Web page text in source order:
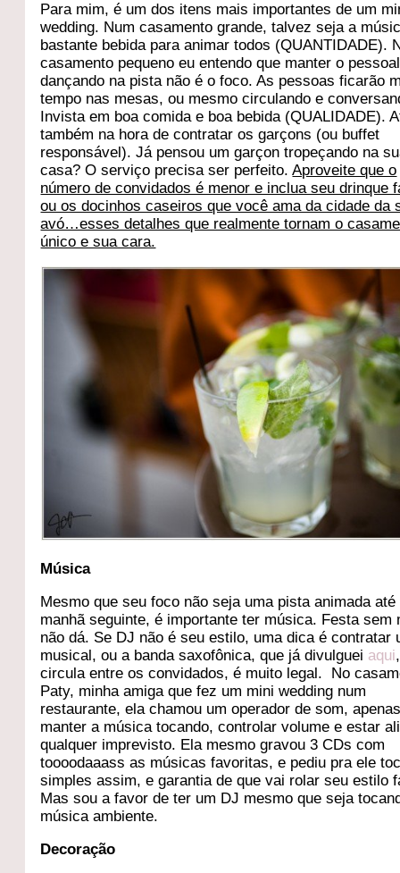
Para mim, é um dos itens mais importantes de um
wedding. Num casamento grande, talvez seja a
bastante bebida para animar todos (QUANTIDADE).
casamento pequeno eu entendo que manter o pessoal
dançando na pista não é o foco. As pessoas ficarão
tempo nas mesas, ou mesmo circulando e
Invista em boa comida e boa bebida (QUALIDADE).
também na hora de contratar os garçons (ou buffet
responsável). Já pensou um garçon tropeçando na
casa? O serviço precisa ser perfeito.Aproveite que o
número de convidados é menor e inclua seu drinque
ou os docinhos caseiros que você ama da cidade da
avó…esses detalhes que realmente tornam o
único e sua cara.
Música
Mesmo que seu foco não seja uma pista animada até
manhã seguinte, é importante ter música. Festa sem
não dá. Se DJ não é seu estilo, uma dica é contratar
musical, ou a banda saxofônica, que já divulguei aqui
circula entre os convidados, é muito legal. No
Paty, minha amiga que fez um mini wedding num
restaurante, ela chamou um operador de som,
manter a música tocando, controlar volume e estar
qualquer imprevisto. Ela mesmo gravou 3 CDs com
toooodaaass as músicas favoritas, e pediu pra ele
simples assim, e garantia de que vai rolar seu estilo
Mas sou a favor de ter um DJ mesmo que seja
música ambiente.
Decoração